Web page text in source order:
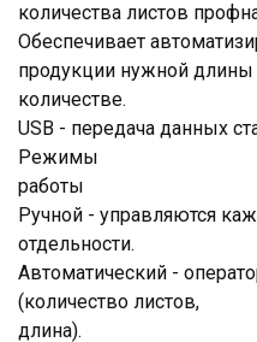
количества листов
Обеспечивает
продукции нужной
количестве.
USВ - передача данных
Режимы
работы
Ручной - управляются
отдельности.
Автоматический -
(количество листов,
длина).